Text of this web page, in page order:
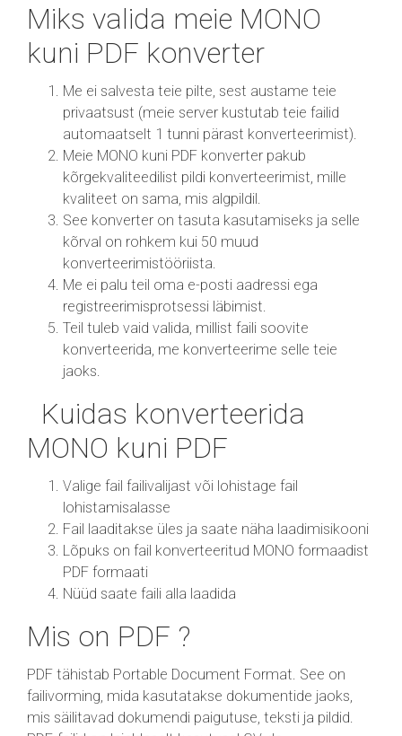
Miks valida meie MONO
kuni PDF konverter
Me ei salvesta teie pilte, sest austame teie
privaatsust (meie server kustutab teie failid
automaatselt 1 tunni pärast konverteerimist).
Meie MONO kuni PDF konverter pakub
kõrgekvaliteedilist pildi konverteerimist, mille
kvaliteet on sama, mis algpildil.
See konverter on tasuta kasutamiseks ja selle
kõrval on rohkem kui 50 muud
konverteerimistööriista.
Me ei palu teil oma e-posti aadressi ega
registreerimisprotsessi läbimist.
Teil tuleb vaid valida, millist faili soovite
konverteerida, me konverteerime selle teie
jaoks.
Kuidas konverteerida
MONO kuni PDF
Valige fail failivalijast või lohistage fail
lohistamisalasse
Fail laaditakse üles ja saate näha laadimisikooni
Lõpuks on fail konverteeritud MONO formaadist
PDF formaati
Nüüd saate faili alla laadida
Mis on PDF ?
PDF tähistab Portable Document Format. See on
failivorming, mida kasutatakse dokumentide jaoks,
mis säilitavad dokumendi paigutuse, teksti ja pildid.